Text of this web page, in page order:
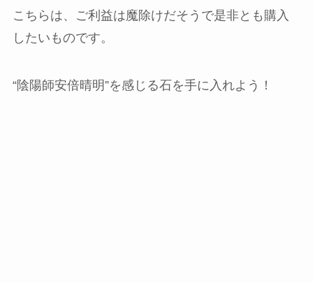
こちらは、ご利益は魔除けだそうで是非とも購入
したいものです。
“陰陽師安倍晴明”を感じる石を手に入れよう！